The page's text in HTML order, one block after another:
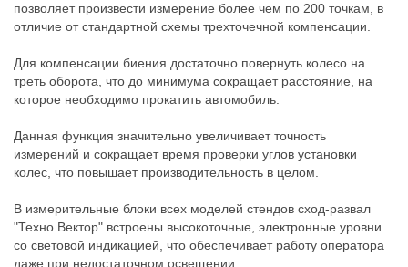
позволяет произвести измерение более чем по 200 точкам, в
отличие от стандартной схемы трехточечной компенсации.
Для компенсации биения достаточно повернуть колесо на
треть оборота, что до минимума сокращает расстояние, на
которое необходимо прокатить автомобиль.
Данная функция значительно увеличивает точность
измерений и сокращает время проверки углов установки
колес, что повышает производительность в целом.
В измерительные блоки всех моделей стендов сход-развал
"Техно Вектор" встроены высокоточные, электронные уровни
со световой индикацией, что обеспечивает работу оператора
даже при недостаточном освещении.